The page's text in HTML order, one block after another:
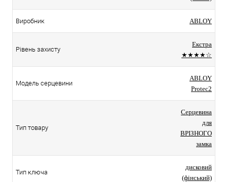
Виробник ABLOY
Рівень захисту
Екстра
★★★★☆
Модель серцевини
ABLOY
Protec2
Тип товару
Серцевина
для
ВРІЗНОГО
замка
Тип ключа
дисковий
(фінський)